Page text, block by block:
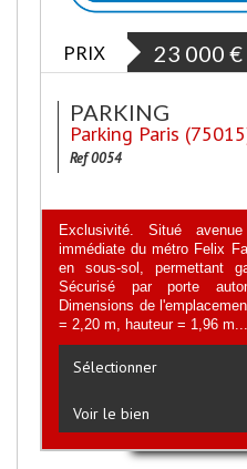
PRIX 23 000 €
PARKING
Parking Paris
Ref 0054
Exclusivité. Situé
immédiate du métro Felix
en sous-sol, permettant
Sécurisé par porte
Dimensions de
= 2,20 m, hauteur = 1,96 m....
Sélectionner
Voir le bien